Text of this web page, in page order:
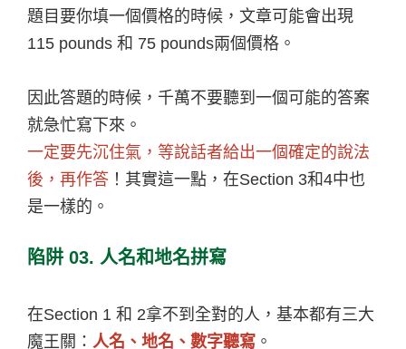
題目要你填一個價格的時候，文章可能會出現
115 pounds 和 75 pounds兩個價格。
因此答題的時候，千萬不要聽到一個可能的答案
就急忙寫下來。
一定要先沉住氣，等說話者給出一個確定的說法
後，再作答 ！其實這一點，在Section 3和4中也
是一樣的。
陷阱 03. 人名和地名拼寫
在Section 1 和 2拿不到全對的人，基本都有三大
魔王關： 人名、地名、數字聽寫 。